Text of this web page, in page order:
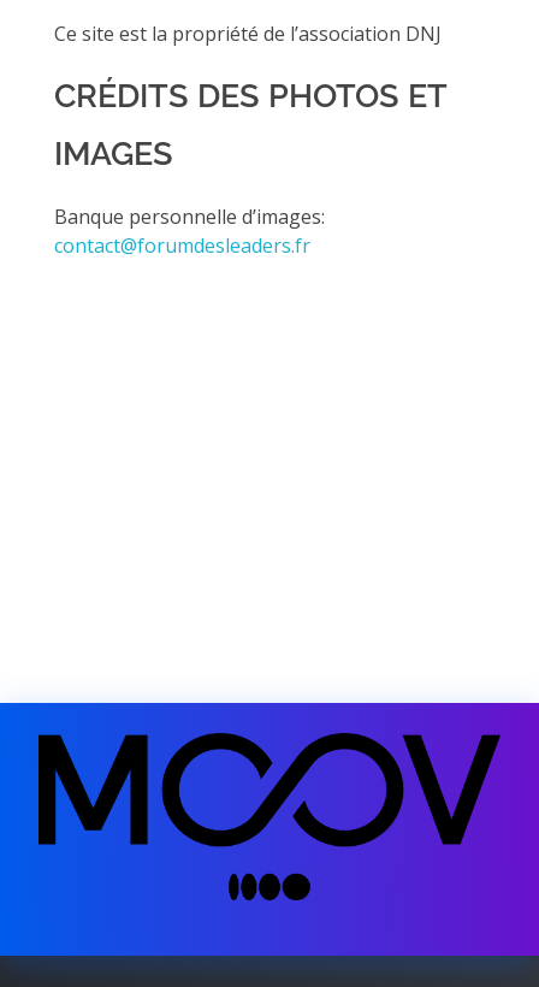
Ce site est la propriété de l’association DNJ
CRÉDITS DES PHOTOS ET
IMAGES
Banque personnelle d’images:
contact@forumdesleaders.fr